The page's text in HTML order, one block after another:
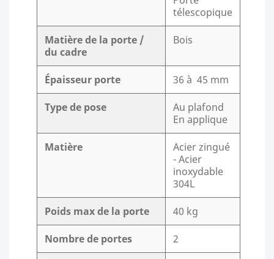
télescopique
Matière de la porte /
du cadre
Bois
Épaisseur porte 36 à 45 mm
Type de pose
Au plafond
En applique
Matière
Acier zingué
- Acier
inoxydable
304L
Poids max de la porte 40 kg
Nombre de portes 2